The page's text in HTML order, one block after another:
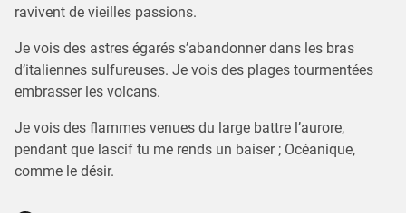
ravivent de vieilles passions.
Je vois des astres égarés s’abandonner dans les bras
d’italiennes sulfureuses. Je vois des plages tourmentées
embrasser les volcans.
Je vois des flammes venues du large battre l’aurore,
pendant que lascif tu me rends un baiser ; Océanique,
comme le désir.